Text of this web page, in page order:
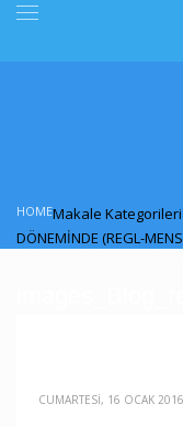
HOMEMakale Kategorileri
DÖNEMİNDE (REGL-
CUMARTESI, 16 OCAK 2016